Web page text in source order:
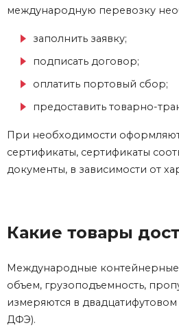
международную перевозку
заполнить заявку;
подписать договор;
оплатить портовый сбор;
предоставить товарно-
При необходимости
сертификаты, сертификаты
документы, в зависимости от
Какие товары
Международные
объем, грузоподъемность,
измеряются в двадцатифутовом
ДФЭ).